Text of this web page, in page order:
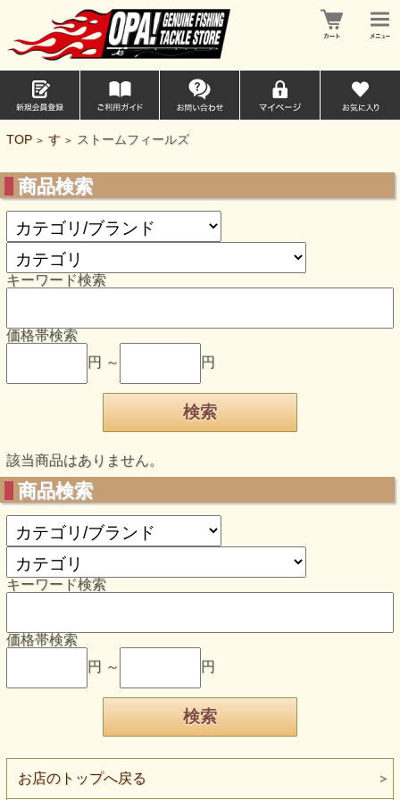
TOP > す > ストームフィールズ
商品検索
キーワード検索
価格帯検索
円 ～
円
該当商品はありません。
商品検索
キーワード検索
価格帯検索
円 ～
円
お店のトップへ戻る